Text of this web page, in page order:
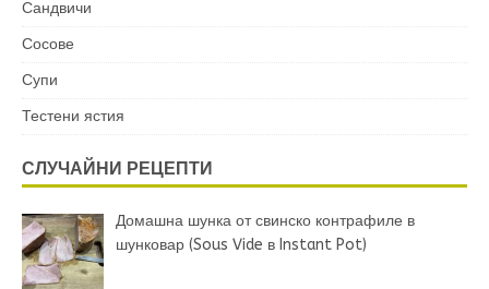
Сандвичи
Сосове
Супи
Тестени ястия
СЛУЧАЙНИ РЕЦЕПТИ
Домашна шунка от свинско контрафиле в
шунковар (Sous Vide в Instant Pot)